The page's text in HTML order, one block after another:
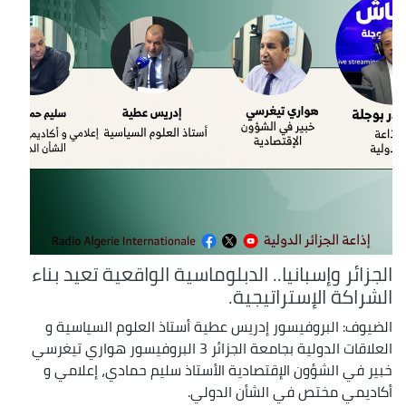
الجزائر وإسبانيا.. الدبلوماسية الواقعية تعيد بناء
الشراكة الإستراتيجية.
الضيوف: البروفيسور إدريس عطية أستاذ العلوم السياسية و
العلاقات الدولية بجامعة الجزائر 3 البروفيسور هواري تيغرسي
خبير في الشؤون الإقتصادية الأستاذ سليم حمادي، إعلامي و
أكاديمي مختص في الشأن الدولي.